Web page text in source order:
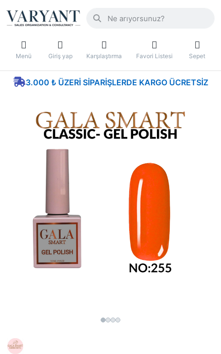
Menü Giriş yap Karşılaştırma Favori Listesi Sepet
3.000 ₺ ÜZERI SIPARIŞLERDE KARGO ÜCRETSIZ